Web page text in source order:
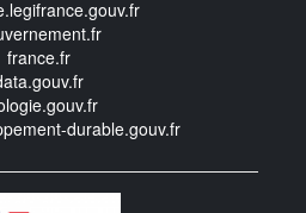
france.fr
durable.gouv.fr